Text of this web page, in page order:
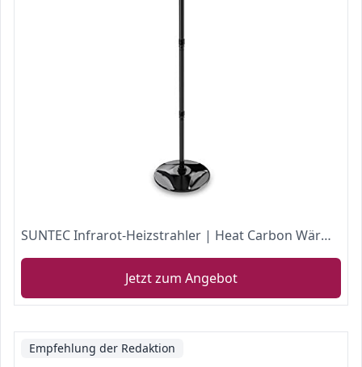
SUNTEC Infrarot-Heizstrahler | Heat Carbon Wärmestrahler für Terrasse | Strahlwasser-Schutz (Night Sun)
Jetzt zum Angebot
Empfehlung der Redaktion